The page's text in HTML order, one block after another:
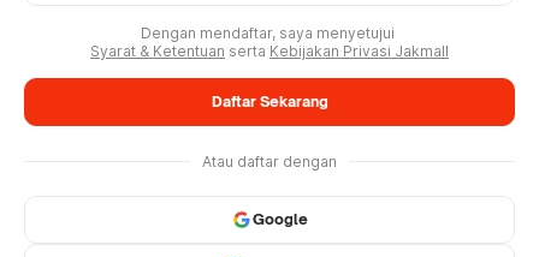
Dengan mendaftar, saya menyetujui
Syarat & Ketentuan serta Kebijakan Privasi Jakmall
Daftar Sekarang
Atau daftar dengan
Google